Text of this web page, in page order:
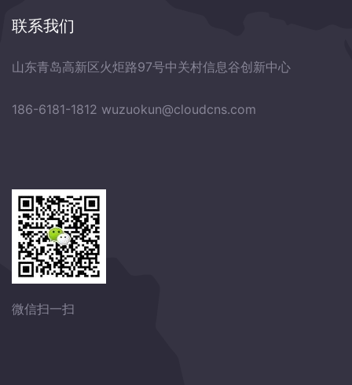
联系我们
山东青岛高新区火炬路97号中关村信息谷创新中心
186-6181-1812 wuzuokun@cloudcns.com
微信扫一扫